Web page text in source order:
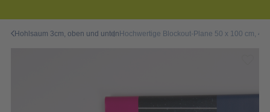
Hohlsaum 3cm, oben und untenHochwertige Blockout-Plane 50 x 100 cm, 4/